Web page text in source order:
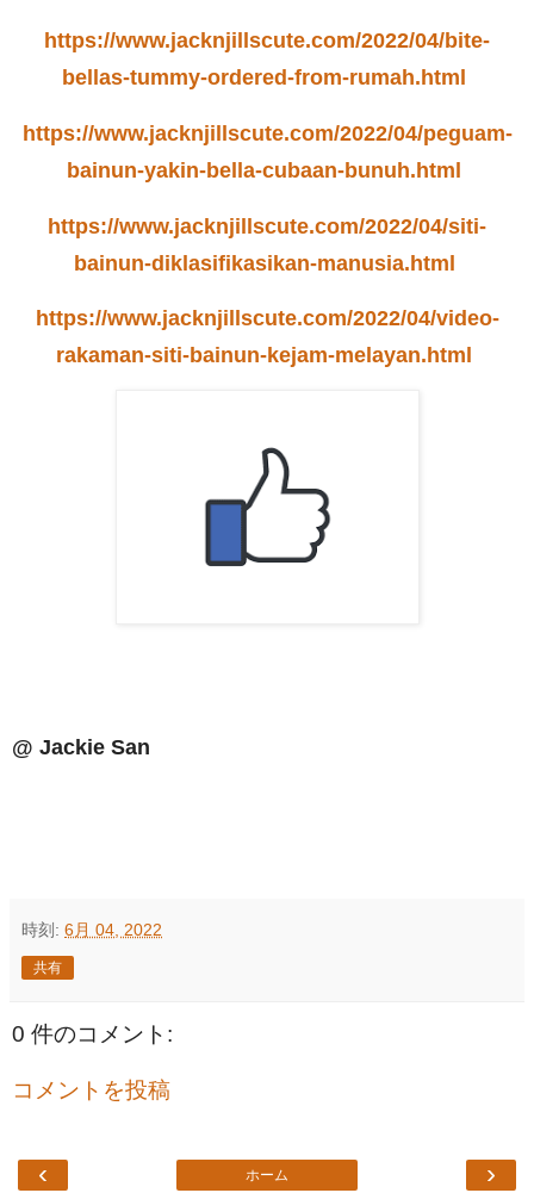
https://www.jacknjillscute.com/2022/04/bite-
bellas-tummy-ordered-from-rumah.html
https://www.jacknjillscute.com/2022/04/peguam-
bainun-yakin-bella-cubaan-bunuh.html
https://www.jacknjillscute.com/2022/04/siti-
bainun-diklasifikasikan-manusia.html
https://www.jacknjillscute.com/2022/04/video-
rakaman-siti-bainun-kejam-melayan.html
@ Jackie San
時刻: 6月 04, 2022
共有
0 件のコメント:
コメントを投稿
‹ ›
ホーム